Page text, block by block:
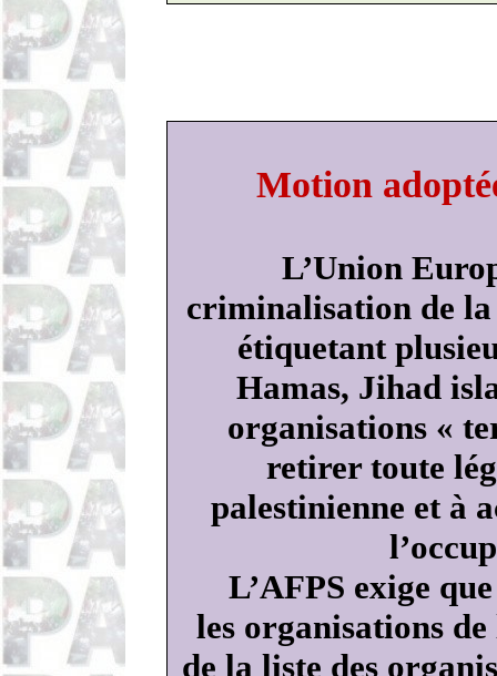
Motion
L’Union
criminalisation de la
étiquetant
Hamas, Jihad
organisations «
retirer toute
palestinienne et à
L’AFPS exige
les organisations
de la liste des